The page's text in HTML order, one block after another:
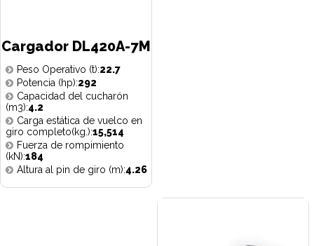
Cargador DL420A-7M
Peso Operativo (t):22.7
Potencia (hp):292
Capacidad del cucharón
(m3):4.2
Carga estática de vuelco en
giro completo(kg.):15,514
Fuerza de rompimiento
(kN):184
Altura al pin de giro (m):4.26